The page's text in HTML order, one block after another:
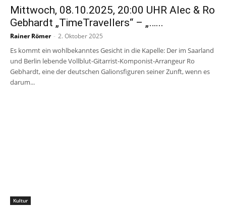
Mittwoch, 08.10.2025, 20:00 UHR Alec & Ro
Gebhardt „TimeTravellers“ – „…...
Rainer Römer - 2. Oktober 2025
Es kommt ein wohlbekanntes Gesicht in die Kapelle: Der im Saarland
und Berlin lebende Vollblut-Gitarrist-Komponist-Arrangeur Ro
Gebhardt, eine der deutschen Galionsfiguren seiner Zunft, wenn es
darum...
Kultur